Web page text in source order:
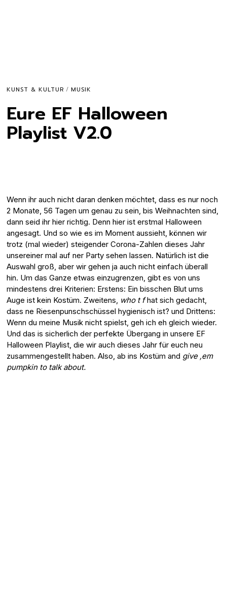
KUNST & KULTUR / MUSIK
Eure EF Halloween
Playlist V2.0
Wenn ihr auch nicht daran denken möchtet, dass es nur noch
2 Monate, 56 Tagen um genau zu sein, bis Weihnachten sind,
dann seid ihr hier richtig. Denn hier ist erstmal Halloween
angesagt. Und so wie es im Moment aussieht, können wir
trotz (mal wieder) steigender Corona-Zahlen dieses Jahr
unsereiner mal auf ner Party sehen lassen. Natürlich ist die
Auswahl groß, aber wir gehen ja auch nicht einfach überall
hin. Um das Ganze etwas einzugrenzen, gibt es von uns
mindestens drei Kriterien: Erstens: Ein bisschen Blut ums
Auge ist kein Kostüm. Zweitens, who t fhat sich gedacht,
dass ne Riesenpunschschüssel hygienisch ist? und Drittens:
Wenn du meine Musik nicht spielst, geh ich eh gleich wieder.
Und das is sicherlich der perfekte Übergang in unsere EF
Halloween Playlist, die wir auch dieses Jahr für euch neu
zusammengestellt haben. Also, ab ins Kostüm and give ‚em
pumpkin to talk about.